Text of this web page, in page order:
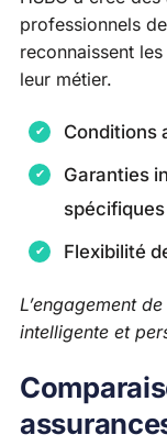
professionnels
reconnaissent
leur métier.
Conditions
Garanties
spécifiques
Flexibilité
L’engagement
intelligente et